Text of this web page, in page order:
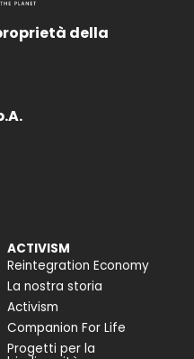
della
ACTIVISM
Reintegration Economy
La nostra storia
Activism
Companion For Life
Progetti per la